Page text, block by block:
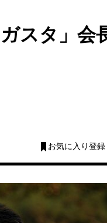
スタ」会
お気に入り登録